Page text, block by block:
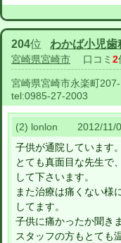
204位 わかば小児歯
宮崎県宮崎市 口コミ 2
宮崎県宮崎市永楽町
tel:0985-27-2003
(2) lonlon 2012/11/
子供が通院しています。
とても真面目な先生で
して下さいます。
また治療は痛くない様
してます。
子供に痛かったか聞き
スタッフの方もとても